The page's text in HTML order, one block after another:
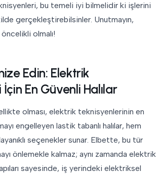
bu temeli iyi bilmelidir ki işlerini
gerçekleştirebilsinler. Unutmayın,
olmalı!
Edin: Elektrik
En Güvenli Halılar
olması, elektrik teknisyenlerinin en
engelleyen lastik tabanlı halılar, hem
seçenekler sunar. Elbette, bu tür
önlemekle kalmaz; aynı zamanda elektrik
sayesinde, iş yerindeki elektriksel